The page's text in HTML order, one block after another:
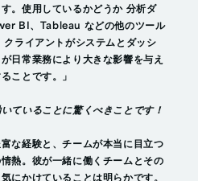
。使用しているかどうか 分析ダ
BI、Tableau などの他のツール
クライアントがシステムとダッシ
日常業務により大きな影響を与え
ことです。」
ていることに驚くべきことです！
な経験と、チームが本当に目立つ
熱。彼が一緒に働くチームとその
にかけていることは明らかです。